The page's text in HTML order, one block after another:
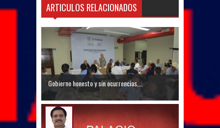
ARTICULOS RELACIONADOS
Gobierno honesto y sin ocurrencias,...